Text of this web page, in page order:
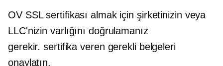
OV SSL sertifikası almak için şirketinizin veya
LLC'nizin varlığını doğrulamanız
gerekir.sertifika veren gerekli belgeleri
onaylatın.